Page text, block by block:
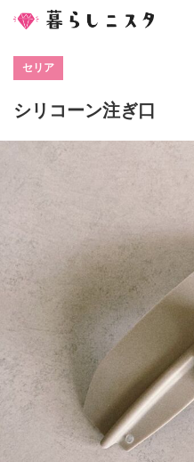
セリア
シリコーン注ぎ口